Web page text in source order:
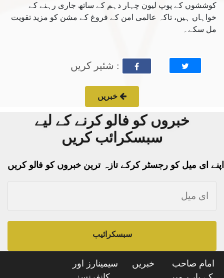
کوششوں کے پوپ لیون چہار دہم کے ساتھ جاری رہنے کے
خواہاں ہیں، تاکہ عالمی امن کے فروغ کے مشن کو مزید تقویت
مل سکے۔
: شئیر کریں
خبریں
خبروں کو فالو کرنے کے لیے
سبسکرائب کریں
اپنے ای میل کو رجسٹر کرکے تازہ ترین خبروں کو فالو کریں
سبسکرائیب
امام صاحب
خبریں
سیمینارز اور